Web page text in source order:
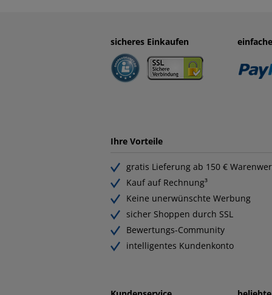
sicheres Einkaufen
Ihre Vorteile
gratis Lieferung ab 150 €
Kauf auf Rechnung³
Keine unerwünschte Werbung
sicher Shoppen durch SSL
Bewertungs-Community
intelligentes Kundenkonto